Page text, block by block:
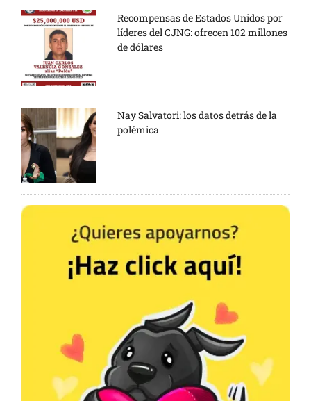
Recompensas de Estados Unidos por
líderes del CJNG: ofrecen 102 millones
de dólares
Nay Salvatori: los datos detrás de la
polémica